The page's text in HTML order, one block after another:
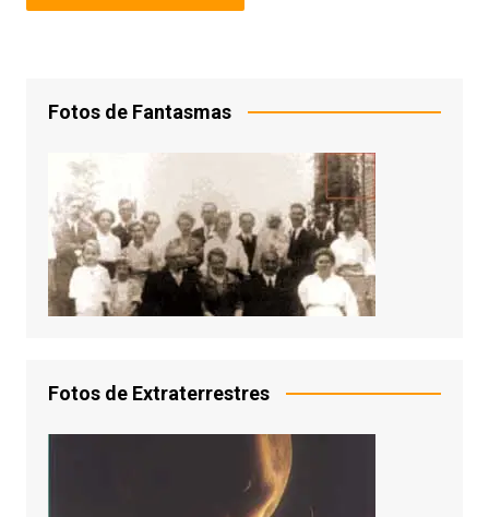
Fotos de Fantasmas
Fotos de Extraterrestres